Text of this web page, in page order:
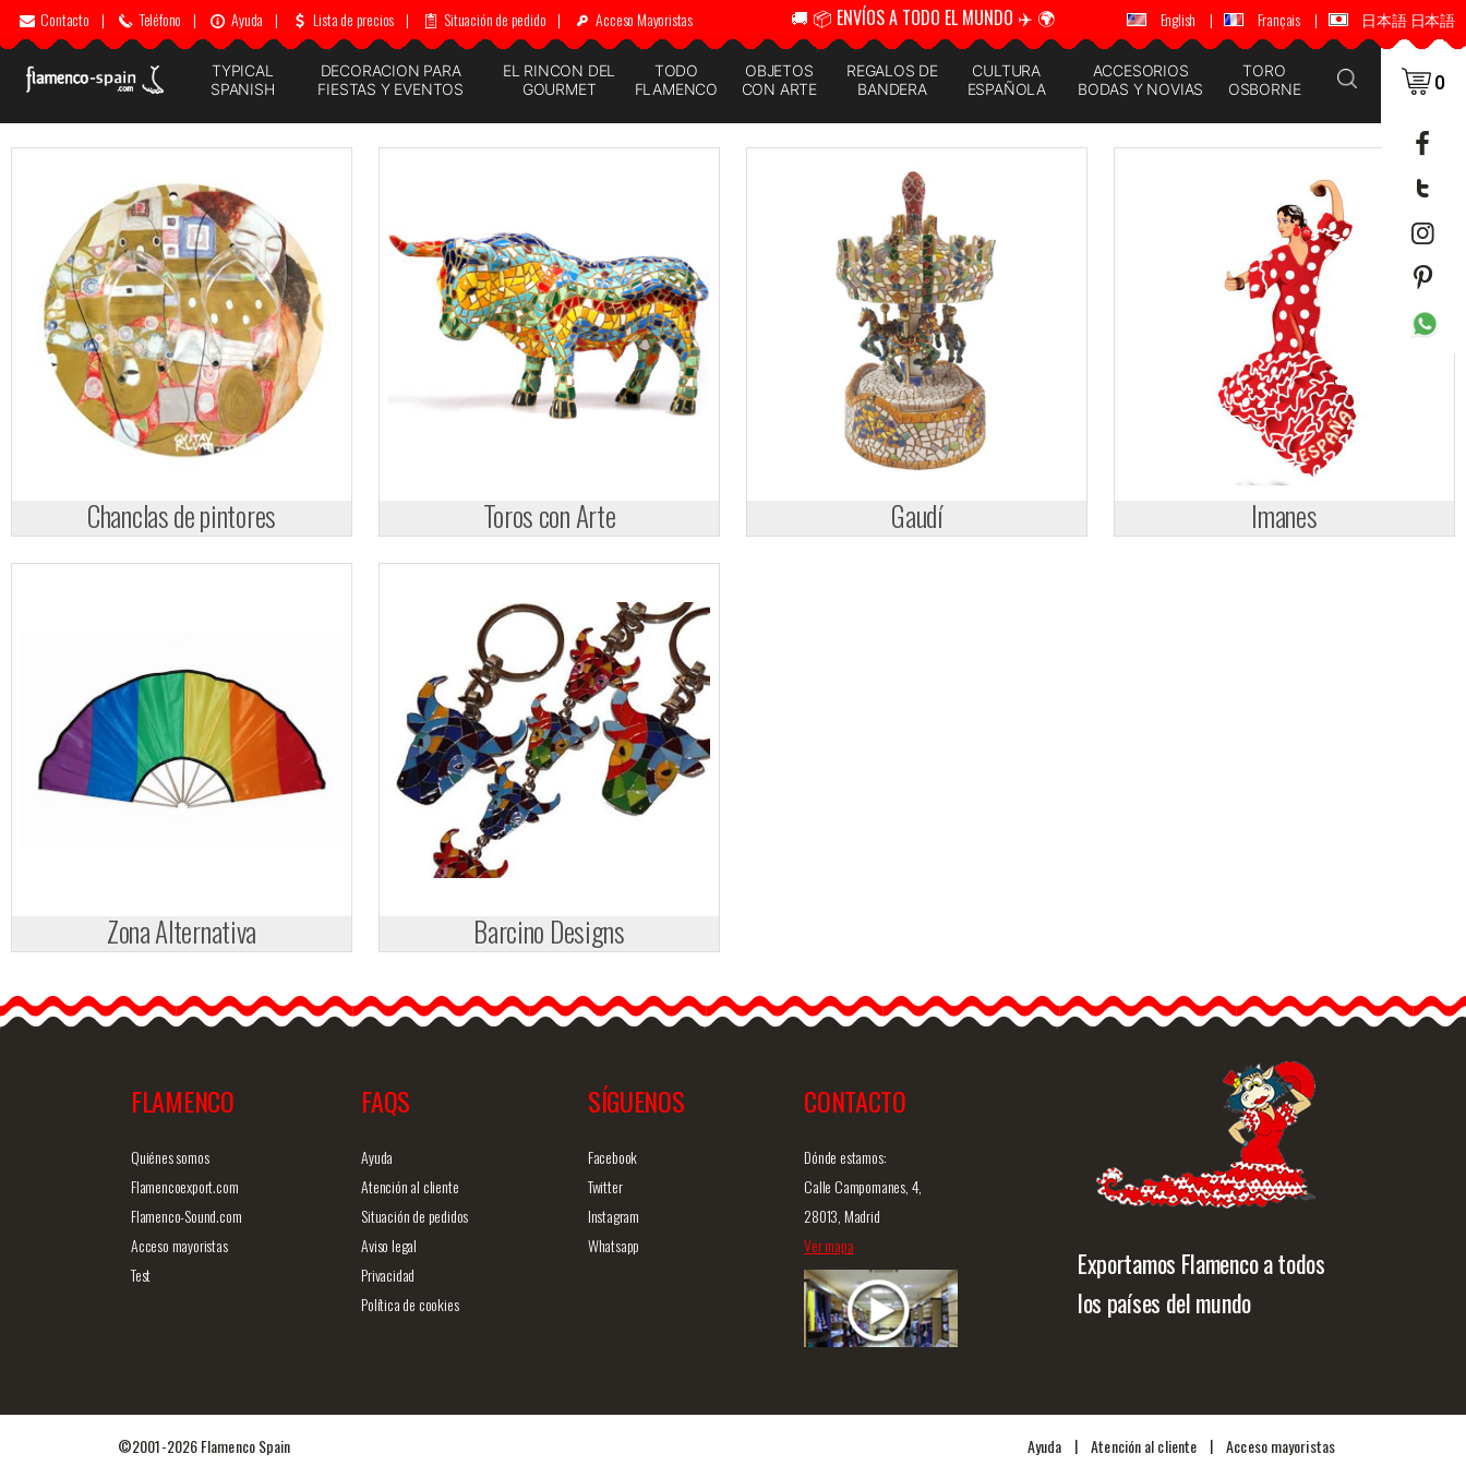
Contacto | Teléfono | Ayuda | Lista de precios | Situación de pedido | Acceso Mayoristas 🚚 📦 ENVÍOS A TODO EL MUNDO ✈️ 🌍 🚚 📦 ENVÍOS A TODO EL MUNDO ✈️ 🌍
English | Français | 日本語 日本語
TYPICAL
SPANISH
DECORACION PARA
FIESTAS Y EVENTOS
EL RINCON DEL
GOURMET
TODO
FLAMENCO
OBJETOS
CON ARTE
REGALOS DE
BANDERA
CULTURA
ESPAÑOLA
ACCESORIOS
BODAS Y NOVIAS
TORO
OSBORNE
0
Chanclas de pintores Toros con Arte Gaudí Imanes
Zona Alternativa Barcino Designs
FLAMENCO
Quiénes somos
Flamencoexport.com
Flamenco-Sound.com
Acceso mayoristas
Test
FAQS
Ayuda
Atención al cliente
Situación de pedidos
Aviso legal
Privacidad
Política de cookies
SÍGUENOS
Facebook
Twitter
Instagram
Whatsapp
CONTACTO
Dónde estamos:
Calle Campomanes, 4,
28013, Madrid
Ver mapa
Exportamos Flamenco a todos
los países del mundo
©2001-2026 Flamenco Spain Ayuda | Atención al cliente | Acceso mayoristas